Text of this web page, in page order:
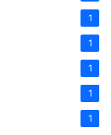
1
1
1
1
1